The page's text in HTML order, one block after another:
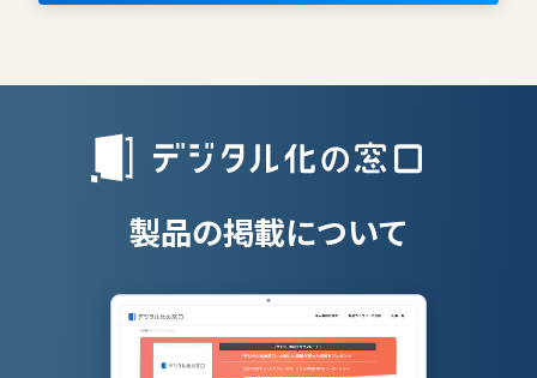
授業支援シス
製品の掲載について